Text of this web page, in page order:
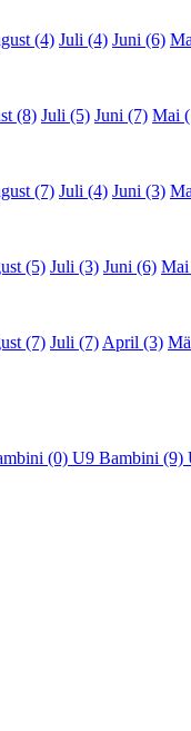
(4) Juli (4) Juni (6)
(8) Juli (5) Juni (7) Mai
(7) Juli (4) Juni (3)
(5) Juli (3) Juni (6)
(7) Juli (7) April (3)
(0) U9 Bambini (9)